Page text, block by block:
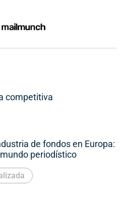
competitiva
de fondos en Europa:
periodístico